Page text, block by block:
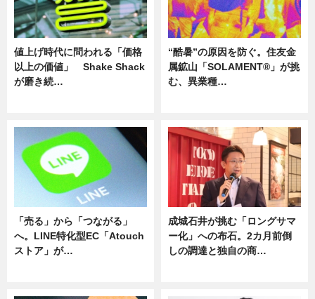
値上げ時代に問われる「価格
以上の価値」 Shake Shack
が磨き続…
“酷暑”の原因を防ぐ。住友金
属鉱山「SOLAMENT®」が挑
む、異業種…
「売る」から「つながる」
へ。LINE特化型EC「Atouch
ストア」が…
成城石井が挑む「ロングサマ
ー化」への布石。2カ月前倒
しの調達と独自の商…